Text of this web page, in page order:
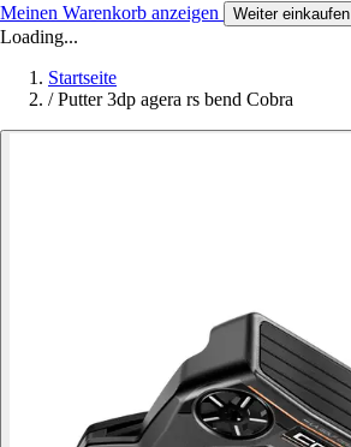
Meinen Warenkorb anzeigen Weiter einkaufen
Loading...
Startseite
/ Putter 3dp agera rs bend Cobra